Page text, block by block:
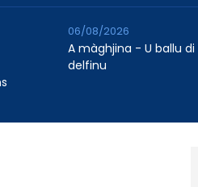
A màghjina - U ballu di
delfinu
06/08/2026